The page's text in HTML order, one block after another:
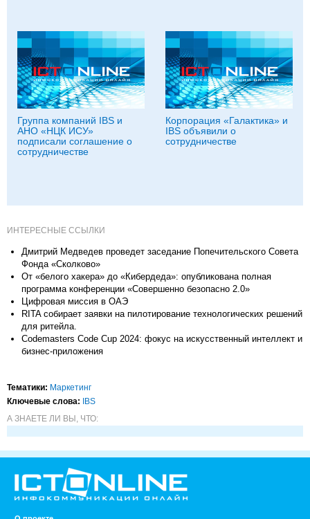
Группа компаний IBS и
АНО «НЦК ИСУ»
подписали соглашение о
сотрудничестве
Корпорация «Галактика» и
IBS объявили о
сотрудничестве
ИНТЕРЕСНЫЕ ССЫЛКИ
Дмитрий Медведев проведет заседание Попечительского Совета
Фонда «Сколково»
От «белого хакера» до «Кибердеда»: опубликована полная
программа конференции «Совершенно безопасно 2.0»
Цифровая миссия в ОАЭ
RITA собирает заявки на пилотирование технологических решений
для ритейла.
Codemasters Code Cup 2024: фокус на искусственный интеллект и
бизнес-приложения
Тематики: Маркетинг
Ключевые слова:
IBS
А ЗНАЕТЕ ЛИ ВЫ, ЧТО: